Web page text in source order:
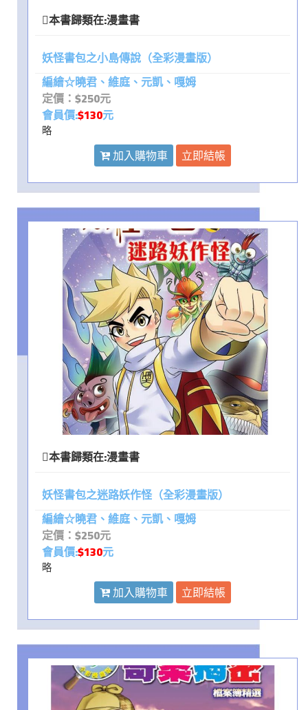
本書歸類在:漫畫書
妖怪書包之小島傳說（全彩漫畫版）
編繪☆曉君、維庭、元凱、嘎姆
定價：$250元
會員價:$130元
略
加入購物車 立即結帳
本書歸類在:漫畫書
妖怪書包之迷路妖作怪（全彩漫畫版）
編繪☆曉君、維庭、元凱、嘎姆
定價：$250元
會員價:$130元
略
加入購物車 立即結帳